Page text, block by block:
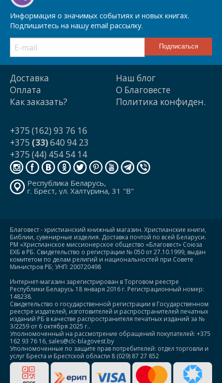
Информация о значимых событиях и новых книгах.
Подпишитесь на нашу email рассылку.
Доставка
Оплата
Как заказать?
Наш блог
О Благовесте
Политика конфиден.
+375 (162) 93 76 16
+375 (33)640 94 23
+375 (44) 454 54 14
Республика Беларусь,
г. Брест, ул. Халтурина, 31 "В"
Благовест - христианский книжный магазин. Христианские книги,
Библии, сувенирные изделия. Доставка почтой по всей Беларуси.
РМ «Христианское миссионерское общество «Благовест» Союза
ЕХБ в РБ. Свидетельство о регистрации № 050 от 27.10.1999, выдан
комитетом по делам религий и национальностей при Совете
Министров РБ; УНП: 200720498
Интернет-магазин зарегистрирован в Торговом реестре
Республики Беларусь 18 января 2016 г. Регистрационный номер:
148238.
Свидетельство о государственной регистрации в Государственном
реестре издателей, изготовителей и распространителей печатных
изданий РБ в качестве распространителя печатных изданий за №
3/2259 от 6 октября 2025 г..
Уполномоченный на рассмотрение обращений покупателей: +375
162 93 76 16, sales@clc-blagovest.by
Уполномоченные по защите прав потребителей: отдел торговли и
услуг Бреста и Брестской области 8 (029) 87 27 852